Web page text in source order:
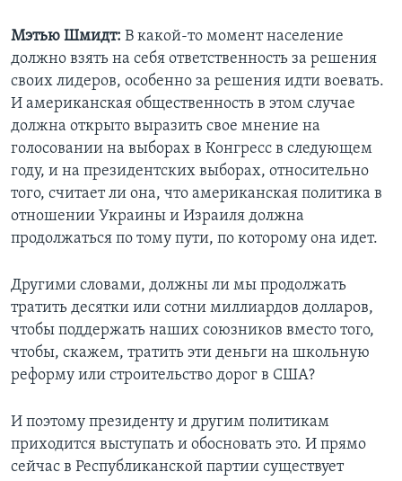
Мэтью Шмидт: В какой-то момент население
должно взять на себя ответственность за решения
своих лидеров, особенно за решения идти воевать.
И американская общественность в этом случае
должна открыто выразить свое мнение на
голосовании на выборах в Конгресс в следующем
году, и на президентских выборах, относительно
того, считает ли она, что американская политика в
отношении Украины и Израиля должна
продолжаться по тому пути, по которому она идет.
Другими словами, должны ли мы продолжать
тратить десятки или сотни миллиардов долларов,
чтобы поддержать наших союзников вместо того,
чтобы, скажем, тратить эти деньги на школьную
реформу или строительство дорог в США?
И поэтому президенту и другим политикам
приходится выступать и обосновать это. И прямо
сейчас в Республиканской партии существует